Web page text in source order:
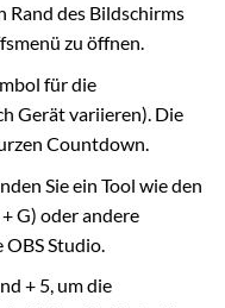
Rand des Bildschirms
zu öffnen.
für die
Gerät variieren). Die
Countdown.
Sie ein Tool wie den
G) oder andere
Studio.
+ 5, um die